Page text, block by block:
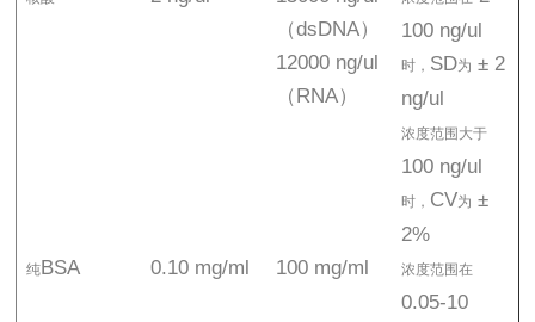
（dsDNA）
12000 ng/ul
（RNA）
100 ng/ul
时， SD为 ± 2
ng/ul
浓度范围大于
100 ng/ul
时， CV为 ±
2%
纯BSA 0.10 mg/ml 100 mg/ml 浓度范围在
0.05-10